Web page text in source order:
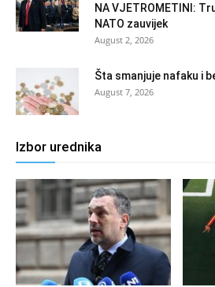
NA VJETROMETINI:
NATO zauvijek
August 2, 2026
Šta smanjuje nafaku i
August 7, 2026
Izbor urednika